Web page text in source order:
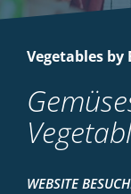
Vegetables by
WEBSITE